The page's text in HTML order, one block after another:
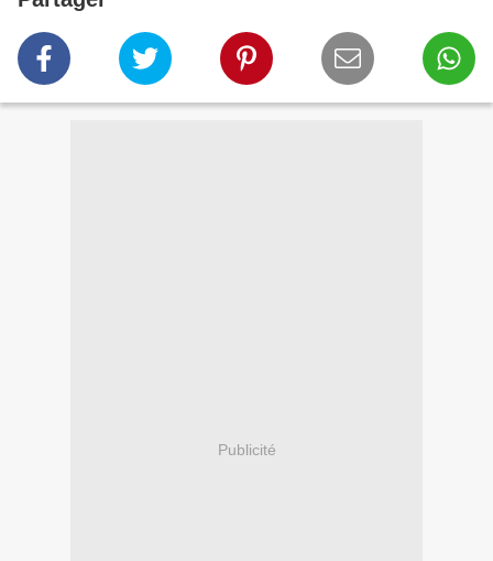
Publicité